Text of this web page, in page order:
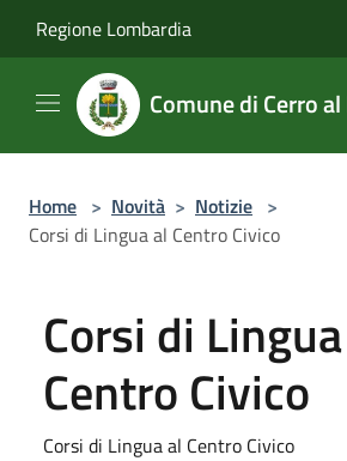
Regione Lombardia
Comune di Cerro
Home > Novità > Notizie >
Corsi di Lingua al Centro Civico
Corsi di
Centro Civico
Corsi di Lingua al Centro Civico